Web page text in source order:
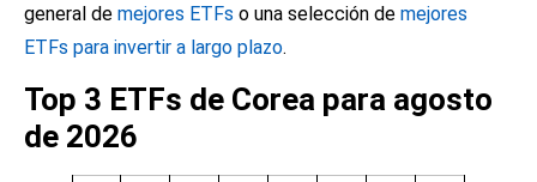
general de mejores ETFs o una selección de mejores
ETFs para invertir a largo plazo.
Top 3 ETFs de Corea para agosto
de 2026